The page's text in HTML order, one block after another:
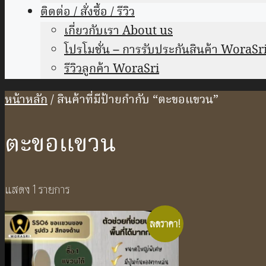
ติดต่อ / สั่งซื้อ / รีวิว
เกี่ยวกับเรา About us
โปรโมชั่น – การรับประกันสินค้า
รีวิวลูกค้า WoraSri
หน้าหลัก/ สินค้าที่มีป้ายกำกับ “ตะขอแขวน”
ตะขอแขวน
แสดง 1 รายการ
ลดราคา!